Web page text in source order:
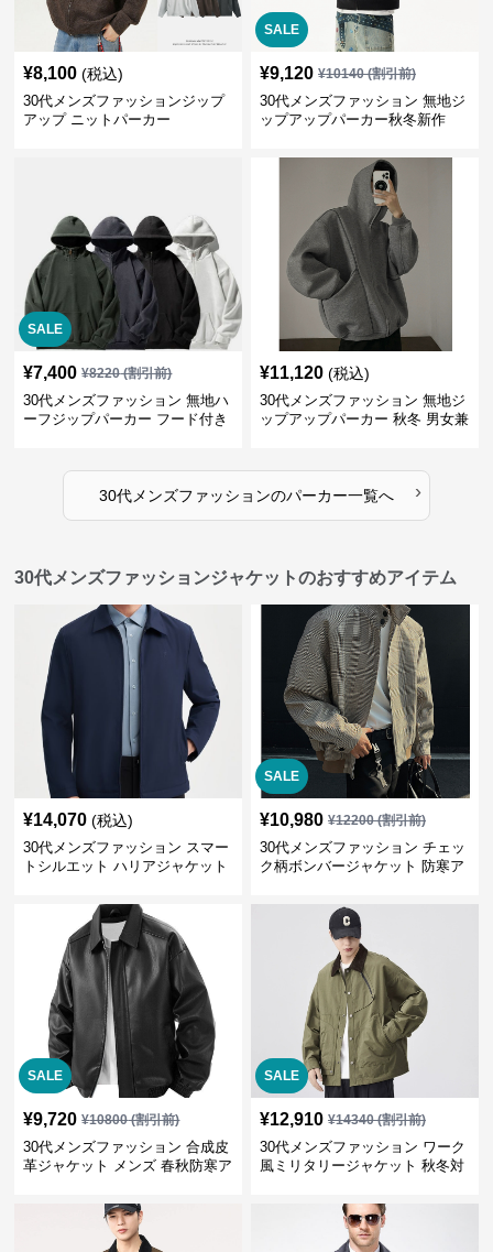
¥8,100 (税込)
30代メンズファッションジップ
アップ ニットパーカー
SALE
¥9,120 ¥10140(割引前)
30代メンズファッション 無地ジ
ップアップパーカー秋冬新作
SALE
¥7,400 ¥8220(割引前)
30代メンズファッション 無地ハ
ーフジップパーカー フード付き
¥11,120 (税込)
30代メンズファッション 無地ジ
ップアップパーカー 秋冬 男女兼
30代メンズファッションのパーカー一覧へ ›
30代メンズファッションジャケットのおすすめアイテム
¥14,070 (税込)
30代メンズファッション スマー
トシルエット ハリアジャケット
SALE
¥10,980 ¥12200(割引前)
30代メンズファッション チェッ
ク柄ボンバージャケット 防寒ア
SALE
¥9,720 ¥10800(割引前)
30代メンズファッション 合成皮
革ジャケット メンズ 春秋防寒ア
SALE
¥12,910 ¥14340(割引前)
30代メンズファッション ワーク
風ミリタリージャケット 秋冬対